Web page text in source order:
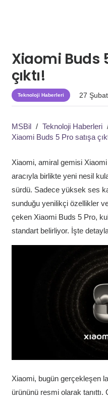
Xiaomi Buds
çıktı!
Teknoloji Haberleri 27
MSBil / Teknoloji Haberleri
Xiaomi Buds 5 Pro satışa
Xiaomi, amiral gemisi
aracıyla birlikte yeni nesil
sürdü. Sadece yüksek ses
sunduğu yenilikçi özellikler
çeken Xiaomi Buds 5 Pro,
standart belirliyor. İşte
Xiaomi, bugün gerçekleşen
ürününü resmi olarak